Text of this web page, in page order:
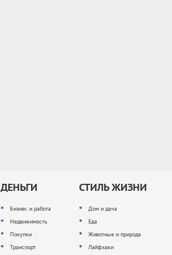
ДЕНЬГИ
Бизнес и работа
Недвижимость
Покупки
Транспорт
СТИЛЬ ЖИЗНИ
Дом и дача
Еда
Животные и природа
Лайфхаки